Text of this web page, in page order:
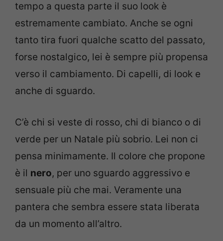
tempo a questa parte il suo look è
estremamente cambiato. Anche se ogni
tanto tira fuori qualche scatto del passato,
forse nostalgico, lei è sempre più propensa
verso il cambiamento. Di capelli, di look e
anche di sguardo.
C’è chi si veste di rosso, chi di bianco o di
verde per un Natale più sobrio. Lei non ci
pensa minimamente. Il colore che propone
è il nero, per uno sguardo aggressivo e
sensuale più che mai. Veramente una
pantera che sembra essere stata liberata
da un momento all’altro.